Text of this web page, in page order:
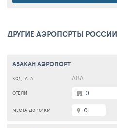
ДРУГИЕ АЭРОПОРТЫ РОССИИ
АБАКАН АЭРОПОРТ
ABA
0
0